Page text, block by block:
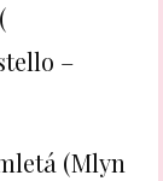
–
(Mlyn